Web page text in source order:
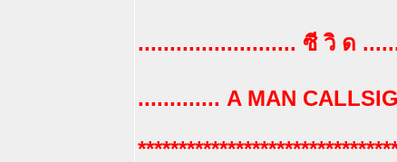
......................... ซี วิ ด
............. A MAN